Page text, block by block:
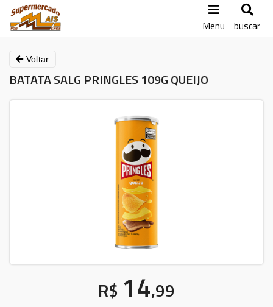
Menu buscar
Voltar
BATATA SALG PRINGLES 109G QUEIJO
R$ 14,99